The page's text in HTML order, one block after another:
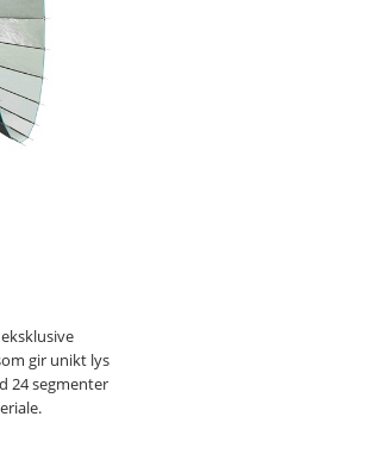
gir unikt lys
24 segmenter